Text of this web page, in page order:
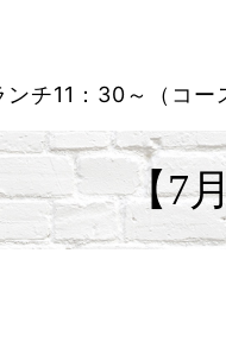
ンチ11：30～（コー
【7